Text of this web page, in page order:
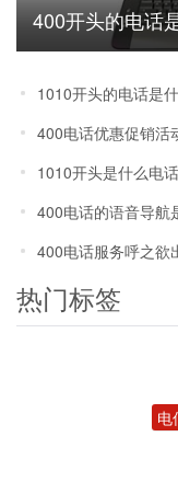
400开头的电话
1010开头的电话是
400电话优惠促销活
1010开头是什么电话
400电话的语音导航
400电话服务呼之欲
热门标签
电